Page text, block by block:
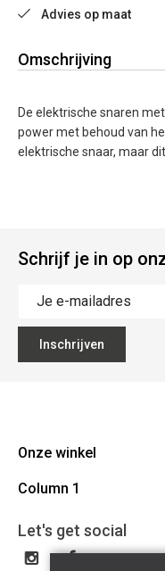
Advies op maat
Omschrijving
De elektrische snaren
power met behoud van
elektrische snaar, maar
Schrijf je in op
Inschrijven
Onze winkel
Mallebergplaats 13 - 8000
050/33 25 75
BE 0648.822.409
Column 1
Cadeaubon
Let's get social